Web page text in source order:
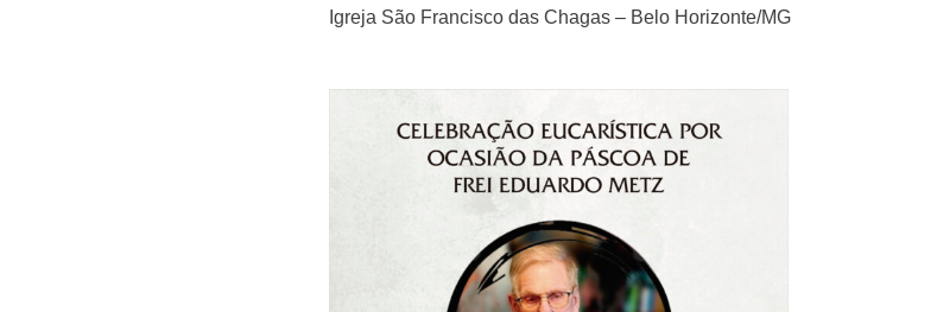
Igreja São Francisco das Chagas – Belo Horizonte/MG